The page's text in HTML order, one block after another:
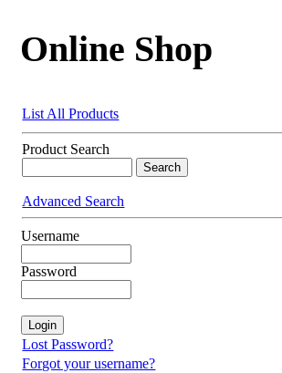
Online Shop
List All Products
Product Search
Advanced Search
Username
Password
Lost Password?
Forgot your username?